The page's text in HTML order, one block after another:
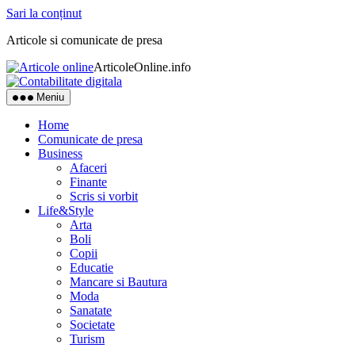
Sari la conținut
Articole si comunicate de presa
ArticoleOnline.info
Meniu
Home
Comunicate de presa
Business
Afaceri
Finante
Scris si vorbit
Life&Style
Arta
Boli
Copii
Educatie
Mancare si Bautura
Moda
Sanatate
Societate
Turism